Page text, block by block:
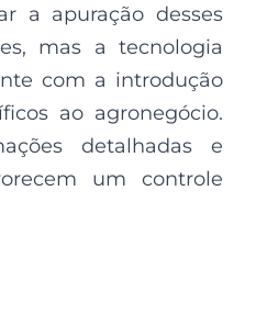
a apuração desses
mas a tecnologia
com a introdução
ao agronegócio.
detalhadas e
um controle